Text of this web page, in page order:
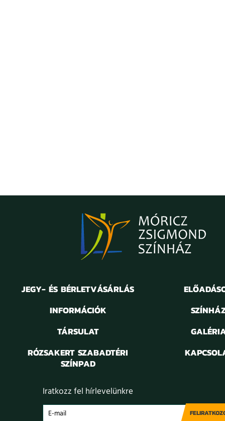
JEGY- ÉS BÉRLETVÁSÁRLÁS
INFORMÁCIÓK
TÁRSULAT
RÓZSAKERT SZABADTÉRI
SZÍNPAD
Iratkozz fel hírlevelünkre